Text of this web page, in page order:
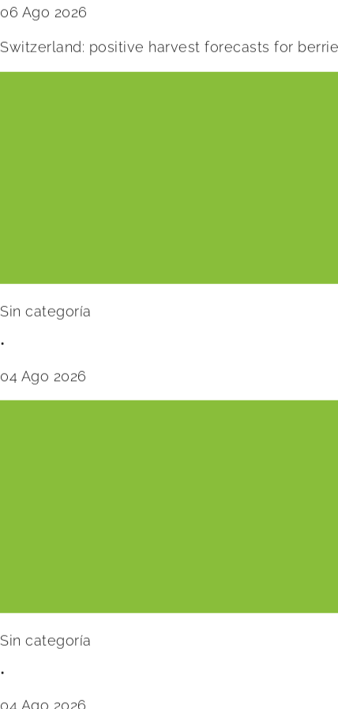
06 Ago 2026
Switzerland: positive harvest forecasts for
Sin categoría
•
04 Ago 2026
Sin categoría
•
04 Ago 2026